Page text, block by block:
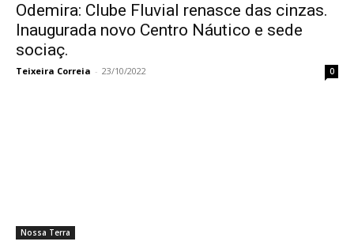
Odemira: Clube Fluvial renasce das cinzas.
Inaugurada novo Centro Náutico e sede
sociaç.
Teixeira Correia - 23/10/2022 0
Nossa Terra